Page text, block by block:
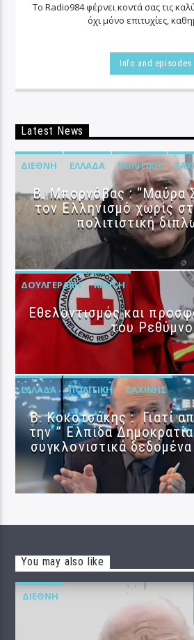
Το Radio984 φέρνει κοντά σας τις
όχι μόνο επιτυχίες,
Info and episodes
Latest News
ΔΙΕΘΝΉ ΕΛΛΆΔΑ ΠΟΛΙΤΙΚΉ
B. Μπορνόβας : “Μαύρα
τον Ελληνισμό χωρίς
πολιτιστική
ΔΟΥΛΓΕΡΆΚΗ ΚΡΉΤΗ
Εθελοντισμός και
του
ΕΛΛΆΔΑ ΠΟΛΙΤΙΚΉ ΣΑΧΊΝΗΣ
Β. Κοκοτσάκης : Γιατί
την ” Ελπίδα
συγκλονιστικά
You may also like
ΔΙΕΘΝΉ